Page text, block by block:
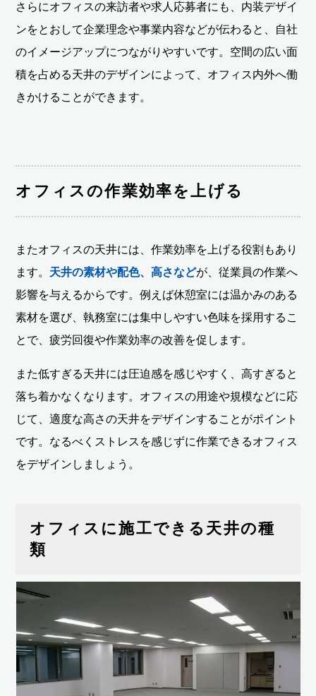
さらにオフィスの来訪者や求人応募者にも、内装デザイ
ンをとおして企業理念や事業内容などが伝わると、自社
のイメージアップにつながりやすいです。空間の広い面
積を占める天井のデザインによって、オフィス内外へ働
きかけることができます。
オフィスの作業効率を上げる
またオフィスの天井には、作業効率を上げる役割もあり
ます。 天井の素材や配色、高さなどが、従業員の作業へ
影響を与えるからです。例えば休憩室には温かみのある
素材を選び、執務室には集中しやすい色味を採用するこ
とで、疲労回復や作業効率の改善を促します。
また低すぎる天井には圧迫感を感じやすく、高すぎると
落ち着かなくなります。オフィスの用途や規模などに応
じて、適度な高さの天井をデザインすることがポイント
です。なるべくストレスを感じずに作業できるオフィス
をデザインしましょう。
オフィスに施工できる天井の種
類